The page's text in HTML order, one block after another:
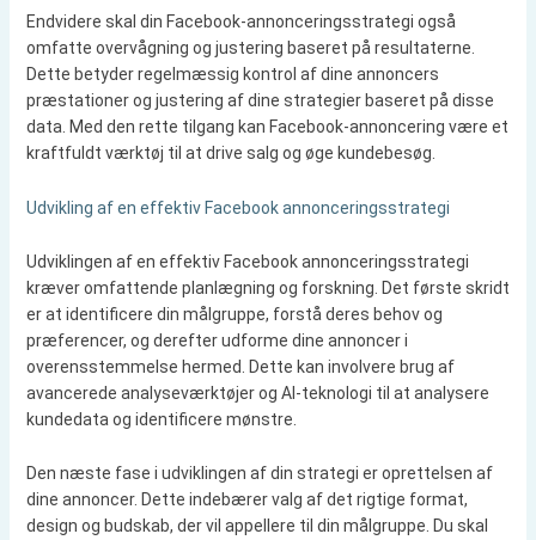
Endvidere skal din Facebook-annonceringsstrategi også
omfatte overvågning og justering baseret på resultaterne.
Dette betyder regelmæssig kontrol af dine annoncers
præstationer og justering af dine strategier baseret på disse
data. Med den rette tilgang kan Facebook-annoncering være et
kraftfuldt værktøj til at drive salg og øge kundebesøg.
Udvikling af en effektiv Facebook annonceringsstrategi
Udviklingen af en effektiv Facebook annonceringsstrategi
kræver omfattende planlægning og forskning. Det første skridt
er at identificere din målgruppe, forstå deres behov og
præferencer, og derefter udforme dine annoncer i
overensstemmelse hermed. Dette kan involvere brug af
avancerede analyseværktøjer og AI-teknologi til at analysere
kundedata og identificere mønstre.
Den næste fase i udviklingen af din strategi er oprettelsen af
dine annoncer. Dette indebærer valg af det rigtige format,
design og budskab, der vil appellere til din målgruppe. Du skal